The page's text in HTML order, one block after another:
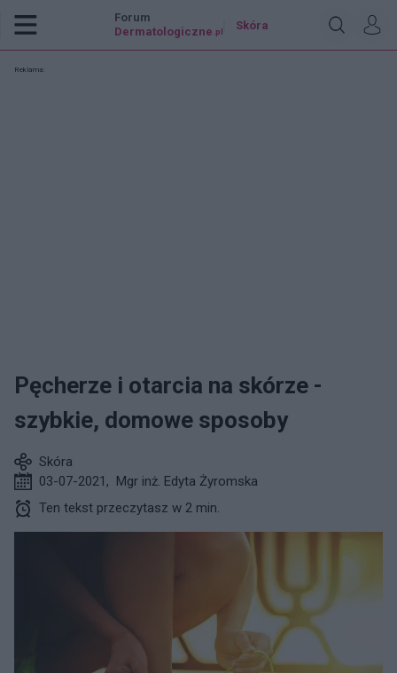
Forum
Dermatologiczne .pl Skóra
Reklama:
Pęcherze i otarcia na skórze -
szybkie, domowe sposoby
Skóra
03-07-2021 , Mgr inż. Edyta Żyromska
Ten tekst przeczytasz w 2 min.